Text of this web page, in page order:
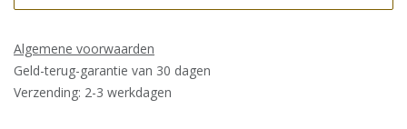
Algemene voorwaarden
Geld-terug-garantie van 30 dagen
Verzending: 2-3 werkdagen